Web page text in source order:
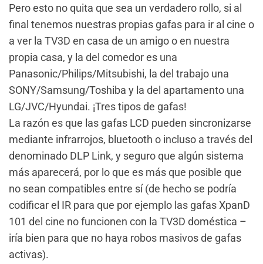
Pero esto no quita que sea un verdadero rollo, si al
final tenemos nuestras propias gafas para ir al cine o
a ver la TV3D en casa de un amigo o en nuestra
propia casa, y la del comedor es una
Panasonic/Philips/Mitsubishi, la del trabajo una
SONY/Samsung/Toshiba y la del apartamento una
LG/JVC/Hyundai. ¡Tres tipos de gafas!
La razón es que las gafas LCD pueden sincronizarse
mediante infrarrojos, bluetooth o incluso a través del
denominado DLP Link, y seguro que algún sistema
más aparecerá, por lo que es más que posible que
no sean compatibles entre sí (de hecho se podría
codificar el IR para que por ejemplo las gafas XpanD
101 del cine no funcionen con la TV3D doméstica –
iría bien para que no haya robos masivos de gafas
activas).